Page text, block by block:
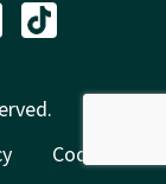
Code of